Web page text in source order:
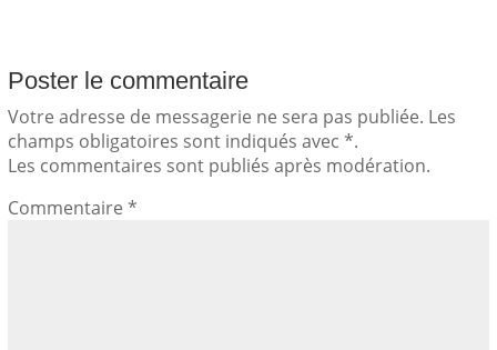
Poster le commentaire
Votre adresse de messagerie ne sera pas publiée. Les
champs obligatoires sont indiqués avec *.
Les commentaires sont publiés après modération.
Commentaire *